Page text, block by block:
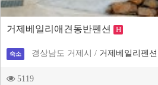
거제베일리애견동반펜션 H
숙소 경상남도 거제시 / 거제베일리펜션
5119